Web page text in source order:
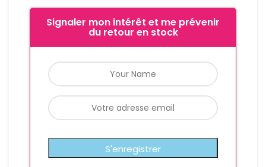
Signaler mon intérêt et me prévenir
du retour en stock